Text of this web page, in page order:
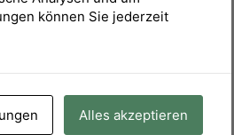
können Sie jederzeit
Alles akzeptieren